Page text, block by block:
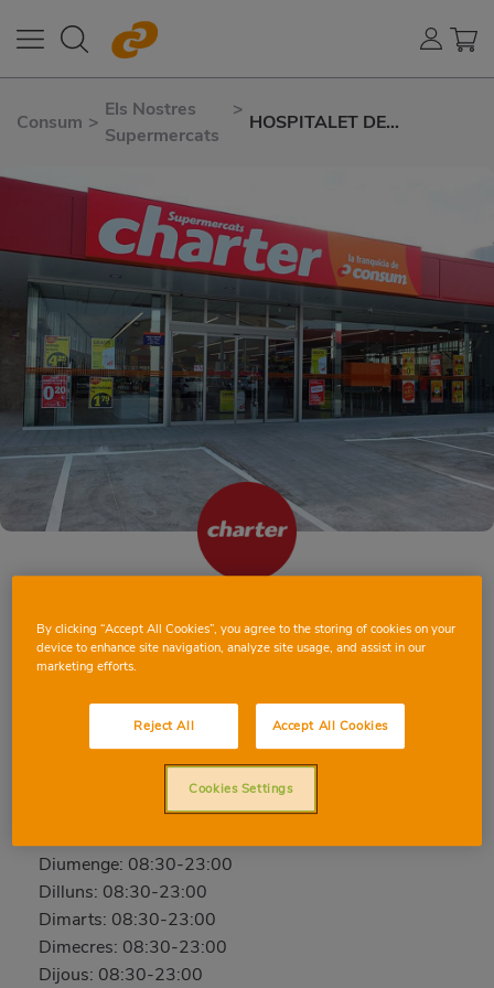
Consum >
Els Nostres
Supermercats
>
HOSPITALET DE
HOSPITALET DE LLOBREGAT
PEDRAFORCA
LLOBREGAT, BARCELONA
Telèfon: 93 025 39 30
Diumenge: 08:30-23:00
Dilluns: 08:30-23:00
Dimarts: 08:30-23:00
Dimecres: 08:30-23:00
Dijous: 08:30-23:00
By clicking “Accept All Cookies”, you agree to the storing of cookies on your
device to enhance site navigation, analyze site usage, and assist in our
marketing efforts.
Reject All Accept All Cookies
Cookies Settings